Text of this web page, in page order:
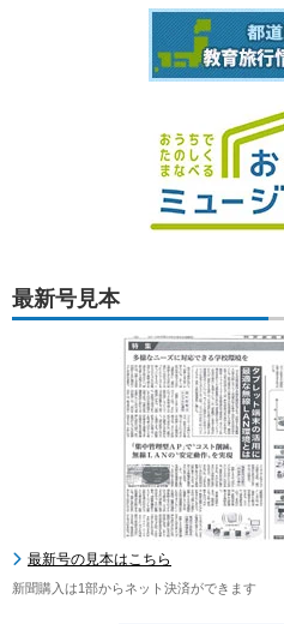
最新号見本
最新号の見本はこちら
新聞購入は1部からネット決済ができます